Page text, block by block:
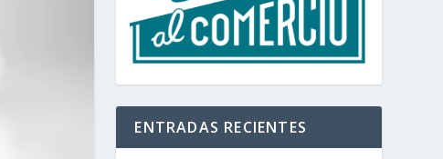
ENTRADAS RECIENTES